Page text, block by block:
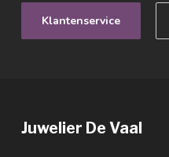
Klantenservice
Juwelier De Vaal